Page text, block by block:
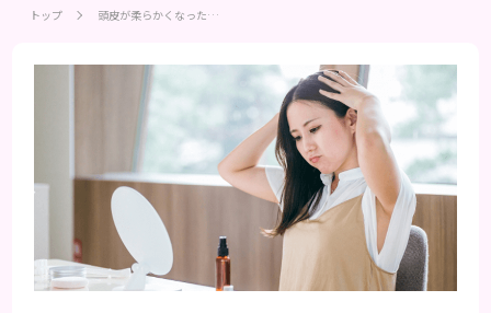
トップ 頭皮が柔らかくなった…